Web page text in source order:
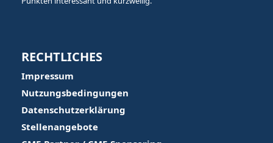
RECHTLICHES
Impressum
Nutzungsbedingungen
Datenschutzerklärung
Stellenangebote